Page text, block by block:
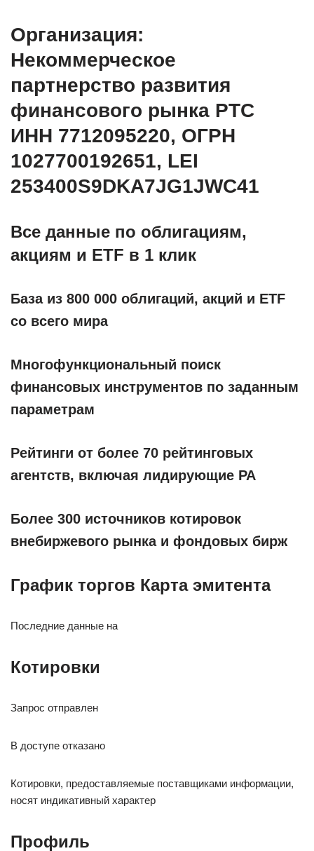
Организация:
Некоммерческое
партнерство развития
финансового рынка РТС
ИНН 7712095220, ОГРН
1027700192651, LEI
253400S9DKA7JG1JWC41
Все данные по облигациям,
акциям и ETF в 1 клик
База из 800 000 облигаций, акций и ETF
со всего мира
Многофункциональный поиск
финансовых инструментов по заданным
параметрам
Рейтинги от более 70 рейтинговых
агентств, включая лидирующие РА
Более 300 источников котировок
внебиржевого рынка и фондовых бирж
График торгов Карта эмитента
Последние данные на
Котировки
Запрос отправлен
В доступе отказано
Котировки, предоставляемые поставщиками информации,
носят индикативный характер
Профиль